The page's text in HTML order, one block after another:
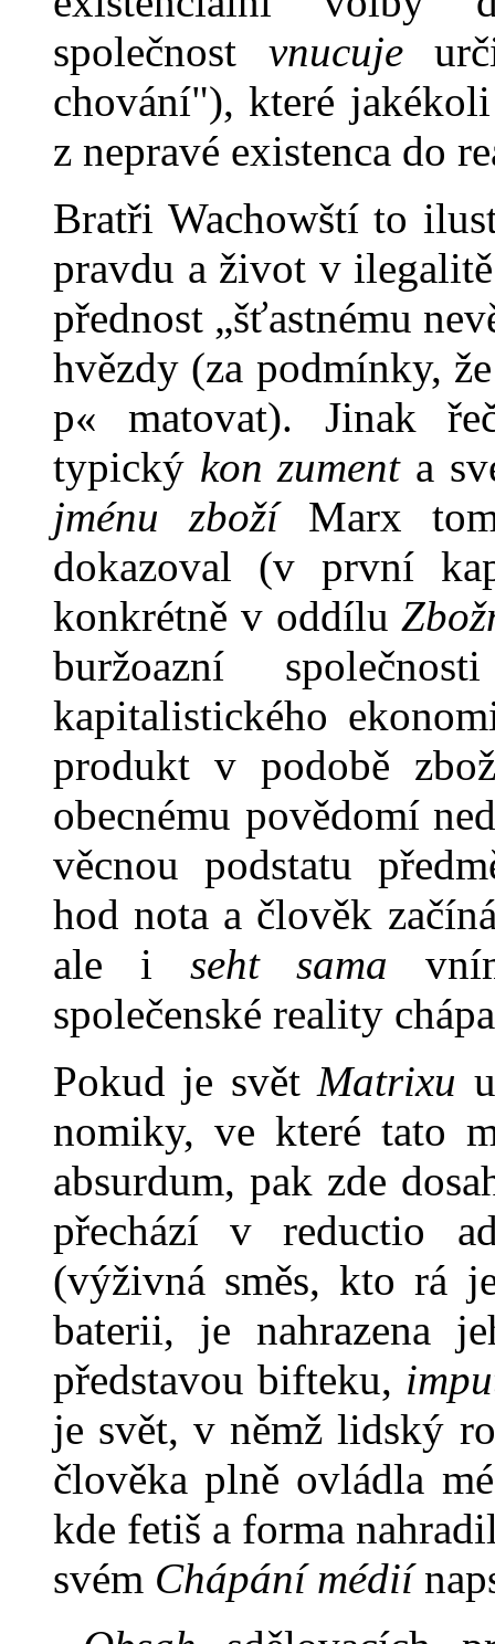
společnost vnucuje
chování"), které
z nepravé existenca do
Bratři Wachowští to
pravdu a život v ilegalitě
přednost „šťastnému
hvězdy (za podmínky,
p« matovat). Jinak
typický kon zumenta
jménu zboží Marx
dokazoval (v první
konkrétně v oddílu
buržoazní
kapitalistického
produkt v podobě
obecnému povědomí
věcnou podstatu
hod nota a člověk
ale i seht sama
společenské reality
Pokud je světMatrixu
nomiky, ve které tato
absur­dum, pak zde
přechází v reductio
(výživná směs, kto rá
baterii, je nahrazena
představou bifteku,
je svět, v němž lidský
člověka plně ovládla
kde fetiš a forma
svém Chápání médií